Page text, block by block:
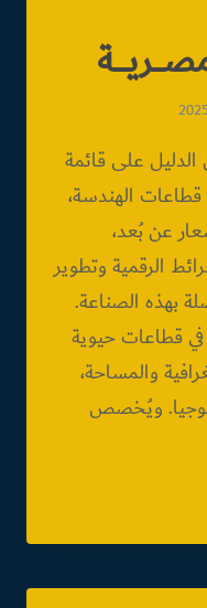
على قائمة
الهندسة،
عن بُعد،
الرقمية وتطوير
بهذه الصناعة.
قطاعات حيوية
والمساحة،
ويُخصص